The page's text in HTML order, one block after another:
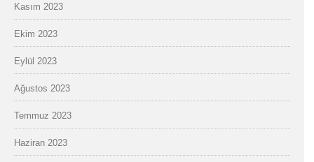
Kasım 2023
Ekim 2023
Eylül 2023
Ağustos 2023
Temmuz 2023
Haziran 2023